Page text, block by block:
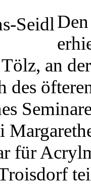
an
des
für